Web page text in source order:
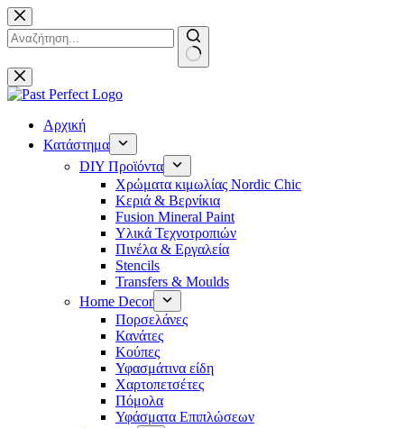
Μετάβαση
στο
περιεχόμενο
No
results
Αρχική
Κατάστημα
DIY Προϊόντα
Χρώματα κιμωλίας Nordic Chic
Κεριά & Βερνίκια
Fusion Mineral Paint
Υλικά Τεχνοτροπιών
Πινέλα & Εργαλεία
Stencils
Transfers & Moulds
Home Decor
Πορσελάνες
Κανάτες
Κούπες
Υφασμάτινα είδη
Χαρτοπετσέτες
Πόμολα
Υφάσματα Επιπλώσεων